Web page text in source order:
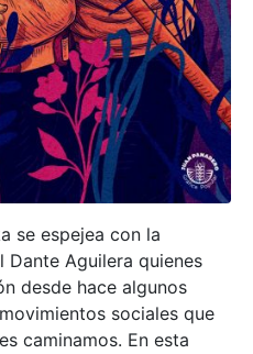
se espejea con la
Aguilera quienes
desde hace algunos
sociales que
caminamos. En esta